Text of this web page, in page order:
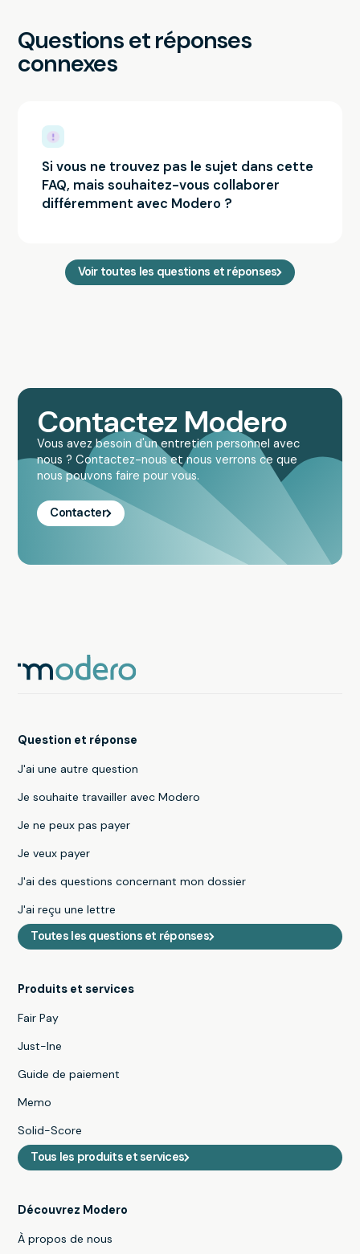
Questions et réponses
connexes
Si vous ne trouvez pas le sujet dans cette
FAQ, mais souhaitez-vous collaborer
différemment avec Modero ?
Voir toutes les questions et réponses
Contactez Modero
Vous avez besoin d'un entretien personnel avec
nous ? Contactez-nous et nous verrons ce que
nous pouvons faire pour vous.
Contacter
Question et réponse
J'ai une autre question
Je souhaite travailler avec Modero
Je ne peux pas payer
Je veux payer
J'ai des questions concernant mon dossier
J'ai reçu une lettre
Toutes les questions et réponses
Produits et services
Fair Pay
Just-Ine
Guide de paiement
Memo
Solid-Score
Tous les produits et services
Découvrez Modero
À propos de nous